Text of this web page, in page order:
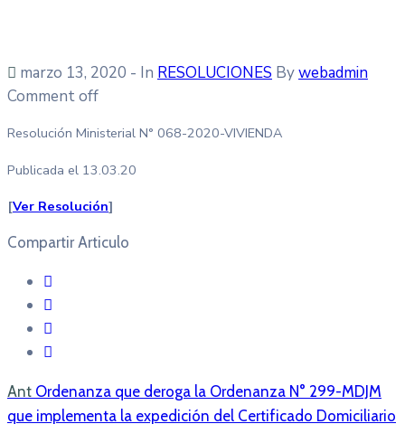
marzo 13, 2020 - In RESOLUCIONES Bywebadmin
Comment off
Resolución Ministerial N° 068-2020-VIVIENDA
Publicada el 13.03.20
[Ver Resolución]
Compartir Articulo
Ant Ordenanza que deroga la Ordenanza N° 299-MDJM
que implementa la expedición del Certificado Domiciliario